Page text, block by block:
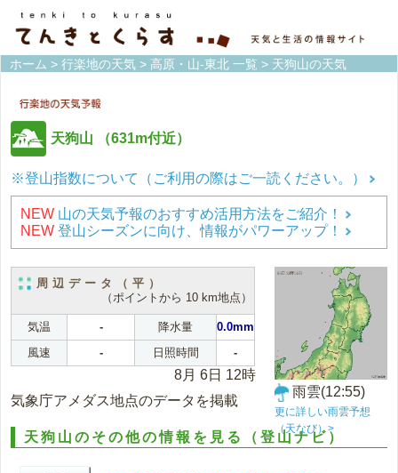
ホーム > 行楽地の天気 > 高原・山-東北 一覧 > 天狗山の天気
天狗山 （631m付近）
※登山指数について（ご利用の際はご一読ください。）
NEW 山の天気予報のおすすめ活用方法をご紹介！
NEW 登山シーズンに向け、情報がパワーアップ！
周辺データ（平）
（ポイントから 10 km地点）
気温 - 降水量
0.0mm
風速
- 日照時間 -
8月 6日 12時
気象庁アメダス地点のデータを掲載
雨雲(12:55)
更に詳しい雨雲予想
（天なび）>
天狗山のその他の情報を見る（登山ナビ）